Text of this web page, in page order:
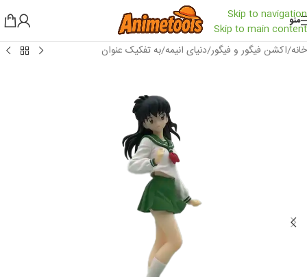
Skip to navigation
Skip to main content
منو
خانه/اکشن فیگور و فیگور/دنیای انیمه/به تفکیک عنوان